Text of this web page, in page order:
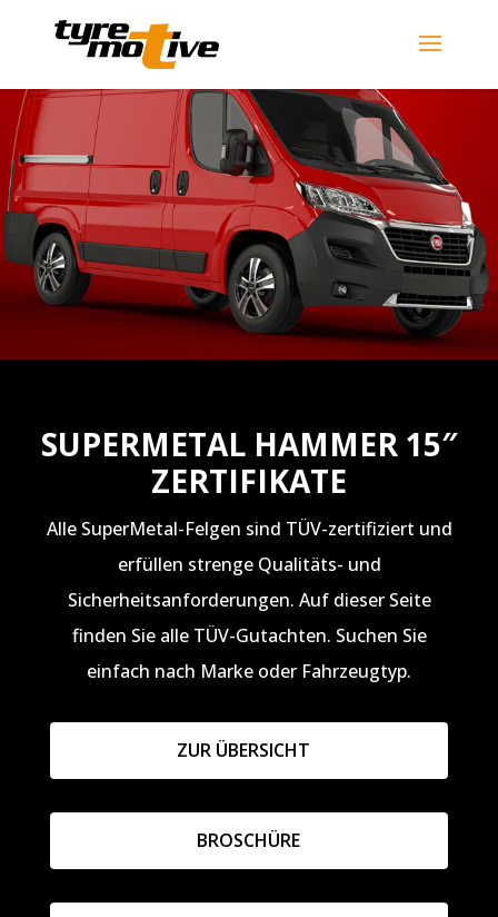
SUPERMETAL HAMMER 15″
ZERTIFIKATE
Alle SuperMetal-Felgen sind TÜV-zertifiziert und
erfüllen strenge Qualitäts- und
Sicherheitsanforderungen. Auf dieser Seite
finden Sie alle TÜV-Gutachten. Suchen Sie
einfach nach Marke oder Fahrzeugtyp.
ZUR ÜBERSICHT
BROSCHÜRE